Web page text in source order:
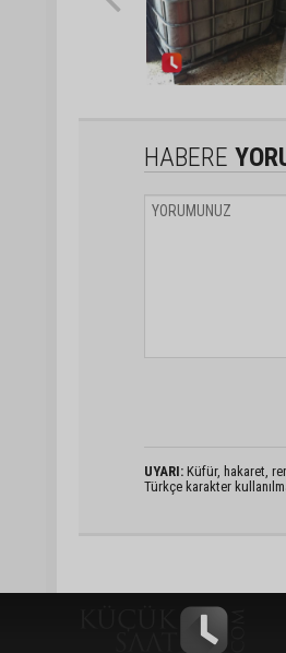
HABERE
UYARI: Küfür, hakaret,
Türkçe karakter